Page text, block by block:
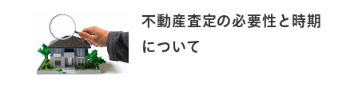
不動産査定の必要性と時期
について